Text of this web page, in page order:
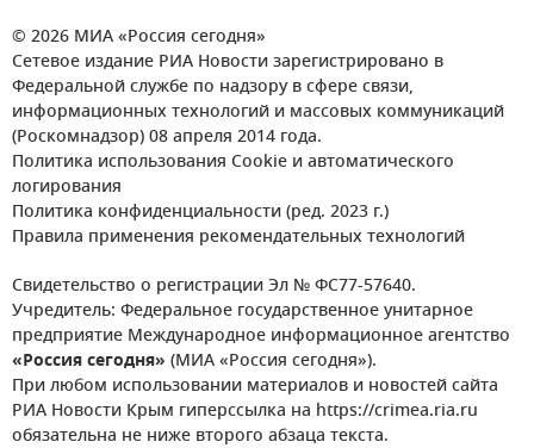
© 2026 МИА «Россия сегодня»
Сетевое издание РИА Новости зарегистрировано в
Федеральной службе по надзору в сфере связи,
информационных технологий и массовых коммуникаций
(Роскомнадзор) 08 апреля 2014 года.
Политика использования Cookie и автоматического
логирования
Политика конфиденциальности (ред. 2023 г.)
Правила применения рекомендательных технологий
Свидетельство о регистрации Эл № ФС77-57640.
Учредитель: Федеральное государственное унитарное
предприятие Международное информационное агентство
«Россия сегодня» (МИА «Россия сегодня»).
При любом использовании материалов и новостей сайта
РИА Новости Крым гиперссылка на https://crimea.ria.ru
обязательна не ниже второго абзаца текста.